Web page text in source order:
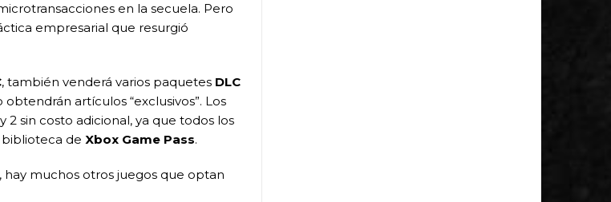
en la secuela. Pero
empresarial que resurgió
, también venderá varios paquetes DLC
artículos “exclusivos”. Los
2 sin costo adicional, ya que todos los
de Xbox Game Pass.
muchos otros juegos que optan